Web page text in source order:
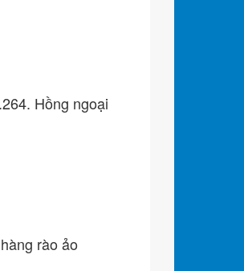
Hồng ngoại
rào ảo